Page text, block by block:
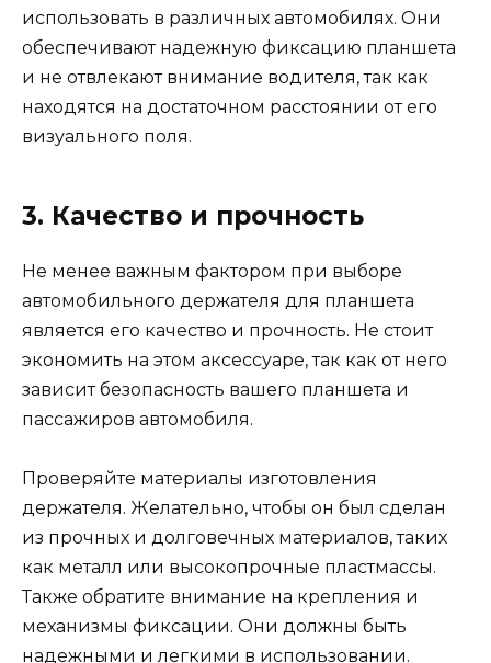
использовать в различных автомобилях. Они
обеспечивают надежную фиксацию планшета
и не отвлекают внимание водителя, так как
находятся на достаточном расстоянии от его
визуального поля.
3. Качество и прочность
Не менее важным фактором при выборе
автомобильного держателя для планшета
является его качество и прочность. Не стоит
экономить на этом аксессуаре, так как от него
зависит безопасность вашего планшета и
пассажиров автомобиля.
Проверяйте материалы изготовления
держателя. Желательно, чтобы он был сделан
из прочных и долговечных материалов, таких
как металл или высокопрочные пластмассы.
Также обратите внимание на крепления и
механизмы фиксации. Они должны быть
надежными и легкими в использовании.